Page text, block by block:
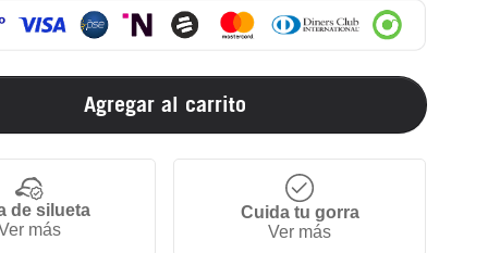
Agregar al carrito
de silueta
más
Cuida tu gorra
Ver más